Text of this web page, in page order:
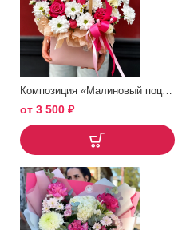
от 3 500 ₽